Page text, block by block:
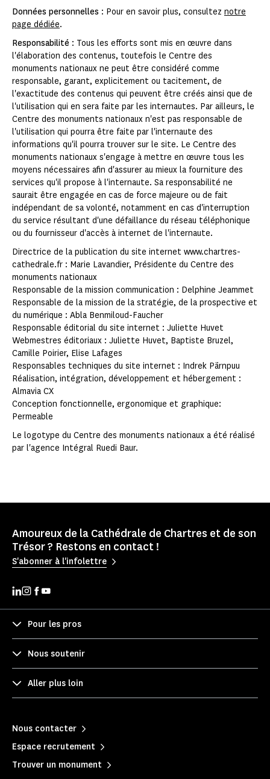
Données personnelles : Pour en savoir plus, consultez notre
page dédiée.
Responsabilité : Tous les efforts sont mis en œuvre dans
l'élaboration des contenus, toutefois le Centre des
monuments nationaux ne peut être considéré comme
responsable, garant, explicitement ou tacitement, de
l'exactitude des contenus qui peuvent être créés ainsi que de
l'utilisation qui en sera faite par les internautes. Par ailleurs, le
Centre des monuments nationaux n'est pas responsable de
l'utilisation qui pourra être faite par l'internaute des
informations qu'il pourra trouver sur le site. Le Centre des
monuments nationaux s'engage à mettre en œuvre tous les
moyens nécessaires afin d'assurer au mieux la fourniture des
services qu'il propose à l'internaute. Sa responsabilité ne
saurait être engagée en cas de force majeure ou de fait
indépendant de sa volonté, notamment en cas d'interruption
du service résultant d'une défaillance du réseau téléphonique
ou du fournisseur d'accès à internet de l'internaute.
Directrice de la publication du site internet www.chartres-
cathedrale.fr : Marie Lavandier, Présidente du Centre des
monuments nationaux
Responsable de la mission communication : Delphine Jeammet
Responsable de la mission de la stratégie, de la prospective et
du numérique : Abla Benmiloud-Faucher
Responsable éditorial du site internet : Juliette Huvet
Webmestres éditoriaux : Juliette Huvet, Baptiste Bruzel,
Camille Poirier, Elise Lafages
Responsables techniques du site internet : Indrek Pärnpuu
Réalisation, intégration, développement et hébergement :
Almavia CX
Conception fonctionnelle, ergonomique et graphique:
Permeable
Le logotype du Centre des monuments nationaux a été réalisé
par l'agence Intégral Ruedi Baur.
Amoureux de la Cathédrale de Chartres et de son
Trésor ? Restons en contact !
S'abonner à l'infolettre
Pour les pros
Nous soutenir
Aller plus loin
Nous contacter
Espace recrutement
Trouver un monument